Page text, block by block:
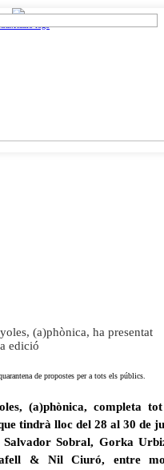
(a)phònica, ha presentat
edició
de propostes per a tots els públics.
(a)phònica, completa
tindrà lloc del 28 al 30 de
Sobral, Gorka
& Nil Ciuró, entre